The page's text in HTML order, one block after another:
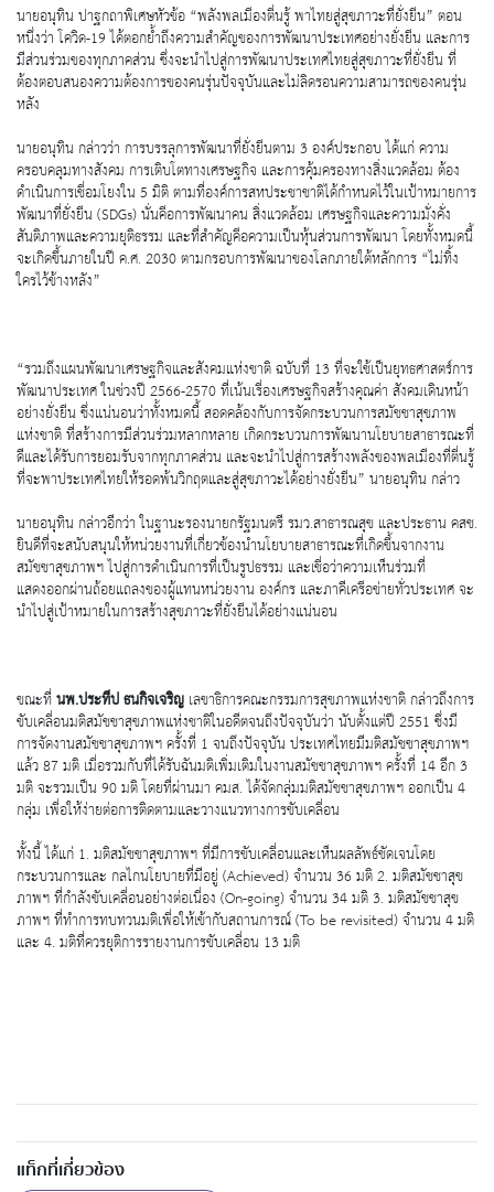
นายอนุทิน ปาฐกถาพิเศษหัวข้อ “พลังพลเมืองตื่นรู้ พาไทยสู่สุขภาวะที่ยั่งยืน” ตอน
หนึ่งว่า โควิด-19 ได้ตอกย้ำถึงความสำคัญของการพัฒนาประเทศอย่างยั่งยืน และการ
มีส่วนร่วมของทุกภาคส่วน ซึ่งจะนำไปสู่การพัฒนาประเทศไทยสู่สุขภาวะที่ยั่งยืน ที่
ต้องตอบสนองความต้องการของคนรุ่นปัจจุบันและไม่ลิดรอนความสามารถของคนรุ่น
หลัง
นายอนุทิน กล่าวว่า การบรรลุการพัฒนาที่ยั่งยืนตาม 3 องค์ประกอบ ได้แก่ ความ
ครอบคลุมทางสังคม การเติบโตทางเศรษฐกิจ และการคุ้มครองทางสิ่งแวดล้อม ต้อง
ดำเนินการเชื่อมโยงใน 5 มิติ ตามที่องค์การสหประชาชาติได้กำหนดไว้ในเป้าหมายการ
พัฒนาที่ยั่งยืน (SDGs) นั่นคือการพัฒนาคน สิ่งแวดล้อม เศรษฐกิจและความมั่งคั่ง
สันติภาพและความยุติธรรม และที่สำคัญคือความเป็นหุ้นส่วนการพัฒนา โดยทั้งหมดนี้
จะเกิดขึ้นภายในปี ค.ศ. 2030 ตามกรอบการพัฒนาของโลกภายใต้หลักการ “ไม่ทิ้ง
ใครไว้ข้างหลัง”
“รวมถึงแผนพัฒนาเศรษฐกิจและสังคมแห่งชาติ ฉบับที่ 13 ที่จะใช้เป็นยุทธศาสตร์การ
พัฒนาประเทศ ในช่วงปี 2566-2570 ที่เน้นเรื่องเศรษฐกิจสร้างคุณค่า สังคมเดินหน้า
อย่างยั่งยืน ซึ่งแน่นอนว่าทั้งหมดนี้ สอดคล้องกับการจัดกระบวนการสมัชชาสุขภาพ
แห่งชาติ ที่สร้างการมีส่วนร่วมหลากหลาย เกิดกระบวนการพัฒนานโยบายสาธารณะที่
ดีและได้รับการยอมรับจากทุกภาคส่วน และจะนำไปสู่การสร้างพลังของพลเมืองที่ตื่นรู้
ที่จะพาประเทศไทยให้รอดพ้นวิกฤตและสู่สุขภาวะได้อย่างยั่งยืน” นายอนุทิน กล่าว
นายอนุทิน กล่าวอีกว่า ในฐานะรองนายกรัฐมนตรี รมว.สาธารณสุข และประธาน คสช.
ยินดีที่จะสนับสนุนให้หน่วยงานที่เกี่ยวข้องนำนโยบายสาธารณะที่เกิดขึ้นจากงาน
สมัชชาสุขภาพฯ ไปสู่การดำเนินการที่เป็นรูปธรรม และเชื่อว่าความเห็นร่วมที่
แสดงออกผ่านถ้อยแถลงของผู้แทนหน่วยงาน องค์กร และภาคีเครือข่ายทั่วประเทศ จะ
นำไปสู่เป้าหมายในการสร้างสุขภาวะที่ยั่งยืนได้อย่างแน่นอน
ขณะที่นพ.ประทีป ธนกิจเจริญเลขาธิการคณะกรรมการสุขภาพแห่งชาติ กล่าวถึงการ
ขับเคลื่อนมติสมัชชาสุขภาพแห่งชาติในอดีตจนถึงปัจจุบันว่า นับตั้งแต่ปี 2551 ซึ่งมี
การจัดงานสมัชชาสุขภาพฯ ครั้งที่ 1 จนถึงปัจจุบัน ประเทศไทยมีมติสมัชชาสุขภาพฯ
แล้ว 87 มติ เมื่อรวมกับที่ได้รับฉันมติเพิ่มเติมในงานสมัชชาสุขภาพฯ ครั้งที่ 14 อีก 3
มติ จะรวมเป็น 90 มติ โดยที่ผ่านมา คมส. ได้จัดกลุ่มมติสมัชชาสุขภาพฯ ออกเป็น 4
กลุ่ม เพื่อให้ง่ายต่อการติดตามและวางแนวทางการขับเคลื่อน
ทั้งนี้ ได้แก่ 1. มติสมัชชาสุขภาพฯ ที่มีการขับเคลื่อนและเห็นผลลัพธ์ชัดเจนโดย
กระบวนการและ กลไกนโยบายที่มีอยู่ (Achieved) จำนวน 36 มติ 2. มติสมัชชาสุข
ภาพฯ ที่กำลังขับเคลื่อนอย่างต่อเนื่อง (On-going) จำนวน 34 มติ 3. มติสมัชชาสุข
ภาพฯ ที่ทำการทบทวนมติเพื่อให้เข้ากับสถานการณ์ (To be revisited) จำนวน 4 มติ
และ 4. มติที่ควรยุติการรายงานการขับเคลื่อน 13 มติ
แท็กที่เกี่ยวข้อง